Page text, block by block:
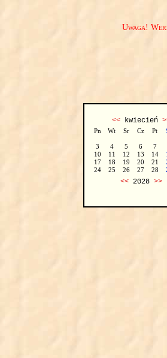
Uwaga!
<<kwiecień
Pn Wt Sr Cz Pt
3
4 5 6 7
10
11 12 13 14
17
18 19 20 21
24
25 26 27 28
<<2028 >>